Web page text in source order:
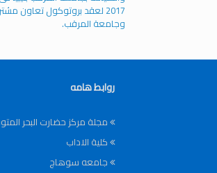
2017 لعقد بروتوكول تعاون
وجامعة المرقب.
روابط هامه
مجلة مركز حضارت البحر
كلية الاداب
جامعه سوهاج